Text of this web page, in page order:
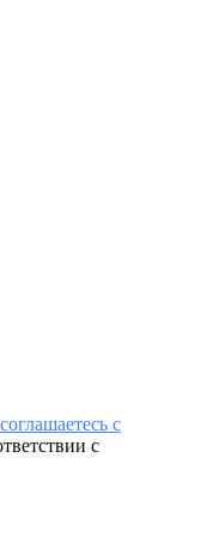
соглашаетесь с
с